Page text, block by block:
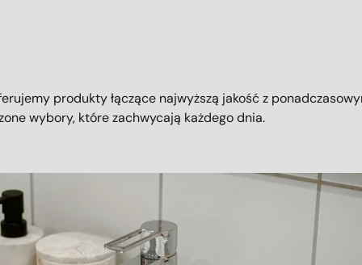
produkty łączące najwyższą jakość z
wybory, które zachwycają każdego dnia.